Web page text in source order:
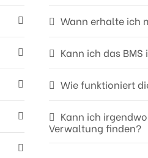
Wann erhalte ich
Kann ich das
Wie funktioniert
Kann ich
Verwaltung finden?